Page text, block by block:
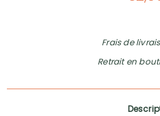
Frais de
Retrait en